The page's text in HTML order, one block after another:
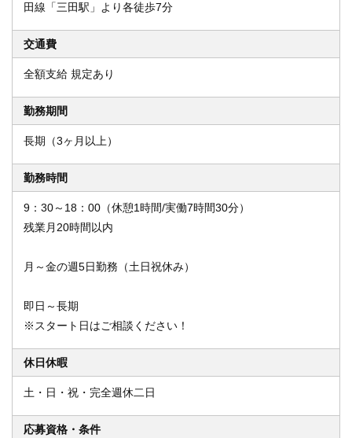
田線「三田駅」より各徒歩7分
交通費
全額支給 規定あり
勤務期間
長期（3ヶ月以上）
勤務時間
9：30～18：00（休憩1時間/実働7時間30分）
残業月20時間以内
月～金の週5日勤務（土日祝休み）
即日～長期
※スタート日はご相談ください！
休日休暇
土・日・祝・完全週休二日
応募資格・条件